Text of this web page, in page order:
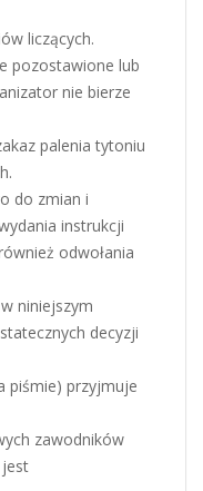
liczących.
pozostawione lub
nie bierze
palenia tytoniu
do zmian i
instrukcji
odwołania
niniejszym
decyzji
piśmie) przyjmuje
zawodników
jest